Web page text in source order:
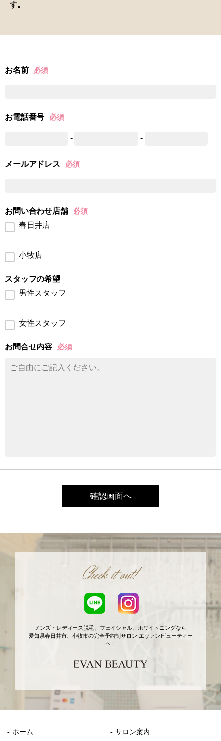
す。
お名前 必須
お電話番号 必須
- -
メールアドレス 必須
お問い合わせ店舗
必須
春日井店
小牧店
スタッフの希望
男性スタッフ
女性スタッフ
お問合せ内容 必須
Check it out!
メンズ・レディース脱毛、フェイシャル、ホワイトニングなら
愛知県春日井市、小牧市の完全予約制サロン エヴァンビューティー
へ！
ホーム サロン案内